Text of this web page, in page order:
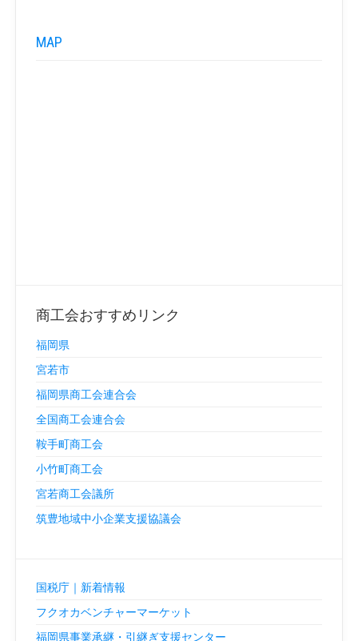
MAP
商工会おすすめリンク
福岡県
宮若市
福岡県商工会連合会
全国商工会連合会
鞍手町商工会
小竹町商工会
宮若商工会議所
筑豊地域中小企業支援協議会
国税庁｜新着情報
フクオカベンチャーマーケット
福岡県事業承継・引継ぎ支援センター